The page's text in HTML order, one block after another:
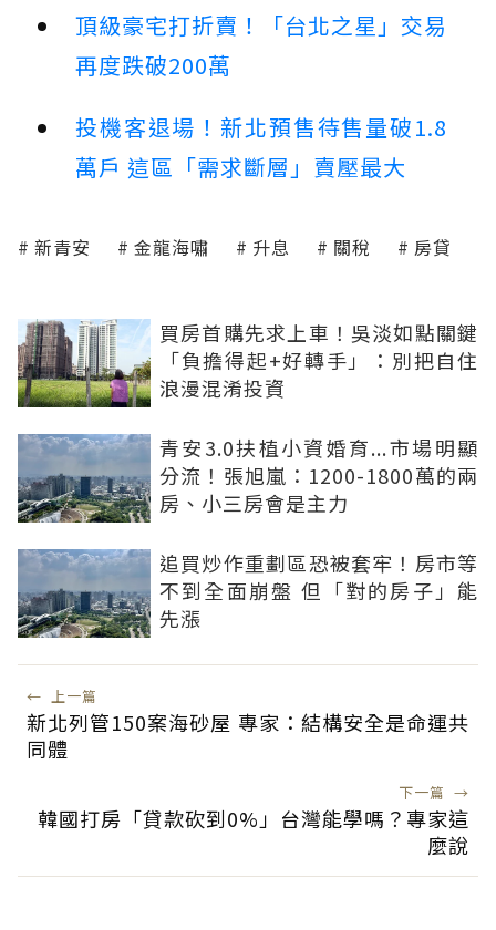
頂級豪宅打折賣！「台北之星」交易
再度跌破200萬
投機客退場！新北預售待售量破1.8
萬戶 這區「需求斷層」賣壓最大
新青安 金龍海嘯 升息 關稅 房貸
買房首購先求上車！吳淡如點關鍵
「負擔得起+好轉手」：別把自住
浪漫混淆投資
青安3.0扶植小資婚育...市場明顯
分流！張旭嵐：1200-1800萬的兩
房、小三房會是主力
追買炒作重劃區恐被套牢！房市等
不到全面崩盤 但「對的房子」能
先漲
← 上一篇
新北列管150案海砂屋 專家：結構安全是命運共
同體
下一篇 →
韓國打房「貸款砍到0%」台灣能學嗎？專家這
麼說